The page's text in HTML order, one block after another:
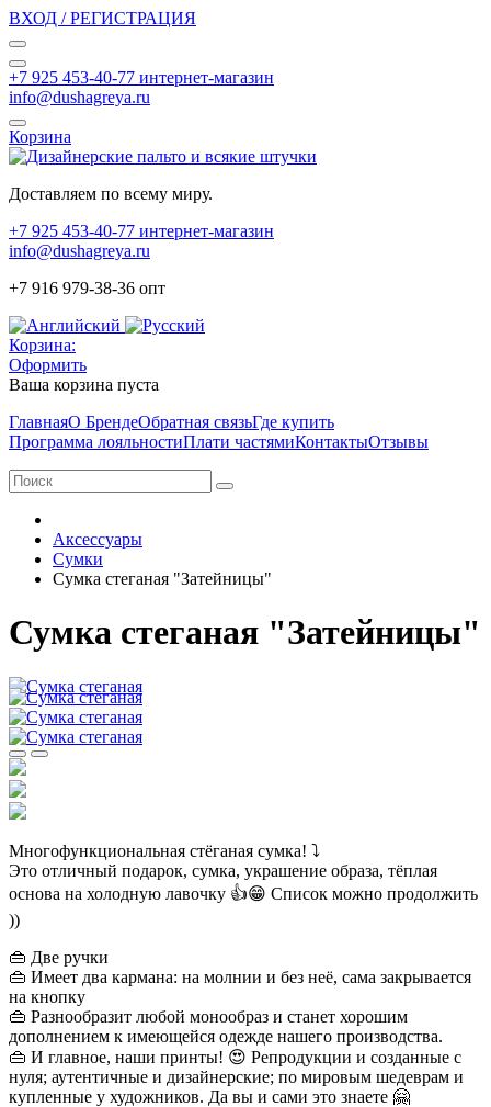
ВХОД / РЕГИСТРАЦИЯ
+7 925 453-40-77 интернет-магазин
info@dushagreya.ru
Корзина
Доставляем по всему миру.
+7 925 453-40-77 интернет-магазин
info@dushagreya.ru
+7 916 979-38-36 опт
Корзина:
Оформить
Ваша корзина пуста
ГлавнаяО БрендеОбратная связьГде купить
Программа лояльностиПлати частямиКонтактыОтзывы
Аксессуары
Сумки
Сумка стеганая "Затейницы"
Сумка стеганая "Затейницы"
Многофункциональная стёганая сумка! ⤵️
Это отличный подарок, сумка, украшение образа, тёплая
основа на холодную лавочку 👍😁 Список можно продолжить
))
👜 Две ручки
👜 Имеет два кармана: на молнии и без неё, сама закрывается
на кнопку
👜 Разнообразит любой монообраз и станет хорошим
дополнением к имеющейся одежде нашего производства.
👜 И главное, наши принты! 😍 Репродукции и созданные с
нуля; аутентичные и дизайнерские; по мировым шедеврам и
купленные у художников. Да вы и сами это знаете 🤗